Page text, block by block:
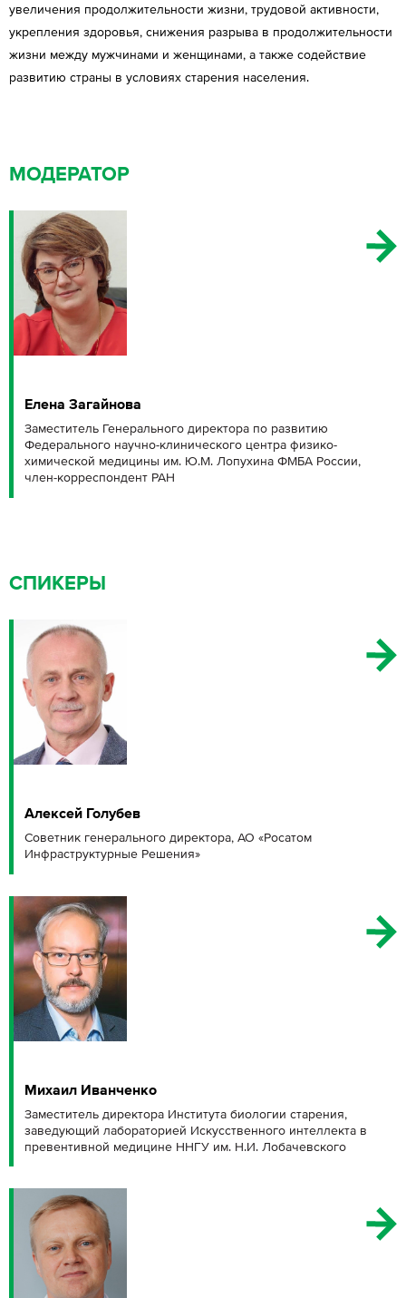
увеличения продолжительности жизни, трудовой активности,
укрепления здоровья, снижения разрыва в продолжительности
жизни между мужчинами и женщинами, а также содействие
развитию страны в условиях старения населения.
МОДЕРАТОР
Елена Загайнова
Заместитель Генерального директора по развитию
Федерального научно-клинического центра физико-
химической медицины им. Ю.М. Лопухина ФМБА России,
член-корреспондент РАН
СПИКЕРЫ
Алексей Голубев
Советник генерального директора, АО «Росатом
Инфраструктурные Решения»
Михаил Иванченко
Заместитель директора Института биологии старения,
заведующий лабораторией Искусственного интеллекта в
превентивной медицине ННГУ им. Н.И. Лобачевского